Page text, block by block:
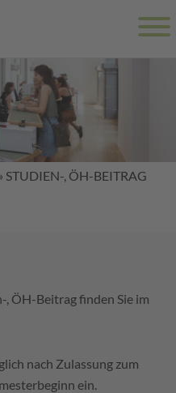
STUDIEN-, ÖH-BEITRAG
ÖH-Beitrag finden Sie im
nach Zulassung zum
ein.